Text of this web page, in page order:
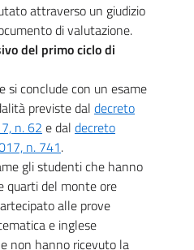
attraverso un giudizio
di valutazione.
del primo ciclo di
si conclude con un esame
previste dal decreto
n. 62 e dal decreto
n. 741.
gli studenti che hanno
quarti del monte ore
alle prove
e inglese
non hanno ricevuto la